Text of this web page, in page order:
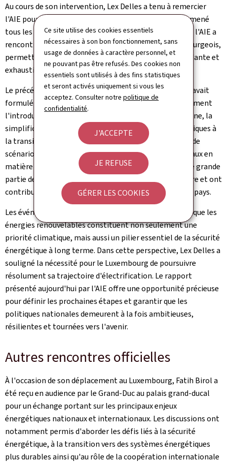
Ce site utilise des cookies essentiels
nécessaires à son bon fonctionnement, sans
usage de données à caractère personnel, et
ne pouvant pas être refusés. Des cookies non
essentiels sont utilisés à des fins statistiques
et seront activés uniquement si vous les
acceptez. Consulter notrepolitique de
confidentialité.
J'ACCEPTE
JE REFUSE
GÉRER LES COOKIES
Au cours de son intervention, Lex Delles a tenu à remercier
l'AIE pour l'organisation de cet exercice d'évaluation, mené
tous les cinq ans. Pendant près d'une semaine, l'équipe l'AIE a
rencontré des acteurs du secteur énergétique luxembourgeois,
permettant ainsi l'élaboration d'une analyse indépendante et
exhaustive de la politique énergétique nationale.
Le précédent examen du Luxembourg, réalisé en 2019, avait
formulé plusieurs recommandations majeures, notamment
l'introduction d'un instrument de tarification du carbone, la
simplification des procédures de demande d'aides publiques à
la transition énergétique, ainsi que le développement de
scénarios permettant d'atteindre les objectifs nationaux en
matière d'énergies renouvelables à l'horizon 2030. Une grande
partie de ces recommandations ont été mises en oeuvre et ont
contribué à façonner le paysage énergétique actuel du pays.
Les événements récents au Moyen‑Orient ont rappelé que les
énergies renouvelables constituent non seulement une
priorité climatique, mais aussi un pilier essentiel de la sécurité
énergétique à long terme. Dans cette perspective, Lex Delles a
souligné la nécessité pour le Luxembourg de poursuivre
résolument sa trajectoire d'électrification. Le rapport
présenté aujourd'hui par l'AIE offre une opportunité précieuse
pour définir les prochaines étapes et garantir que les
politiques nationales demeurent à la fois ambitieuses,
résilientes et tournées vers l'avenir.
Autres rencontres officielles
À l'occasion de son déplacement au Luxembourg, Fatih Birol a
été reçu en audience par le Grand-Duc au palais grand-ducal
pour un échange portant sur les principaux enjeux
énergétiques nationaux et internationaux. Les discussions ont
notamment permis d'aborder les défis liés à la sécurité
énergétique, à la transition vers des systèmes énergétiques
plus durables ainsi qu'au rôle de la coopération internationale